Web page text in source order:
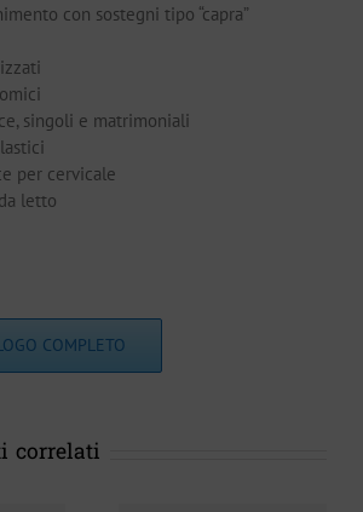
con sostegni tipo “capra”
singoli e matrimoniali
per cervicale
letto
COMPLETO
correlati